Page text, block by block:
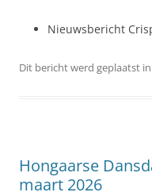
Nieuwsbericht
Dit bericht werd geplaatst in
Hongaarse
maart 2026